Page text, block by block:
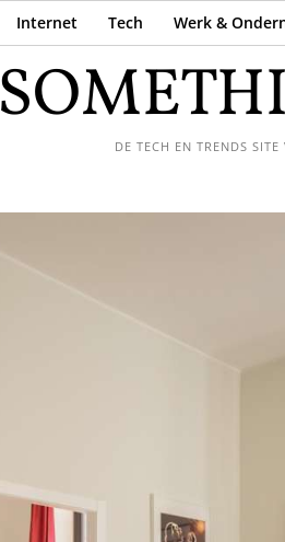
Internet Tech Werk &
DE TECH EN TRENDS